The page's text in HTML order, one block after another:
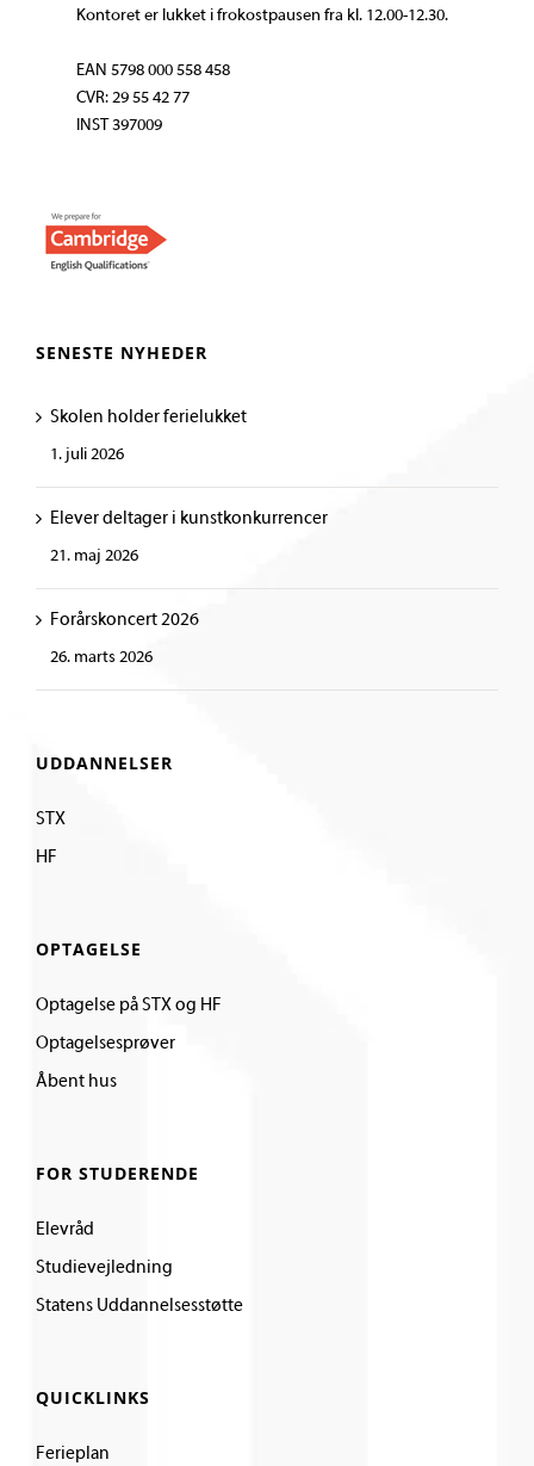
Kontoret er lukket i frokostpausen fra kl. 12.00-12.30.
EAN 5798 000 558 458
CVR: 29 55 42 77
INST 397009
SENESTE NYHEDER
Skolen holder ferielukket
1. juli 2026
Elever deltager i kunstkonkurrencer
21. maj 2026
Forårskoncert 2026
26. marts 2026
UDDANNELSER
STX
HF
OPTAGELSE
Optagelse på STX og HF
Optagelsesprøver
Åbent hus
FOR STUDERENDE
Elevråd
Studievejledning
Statens Uddannelsesstøtte
QUICKLINKS
Ferieplan